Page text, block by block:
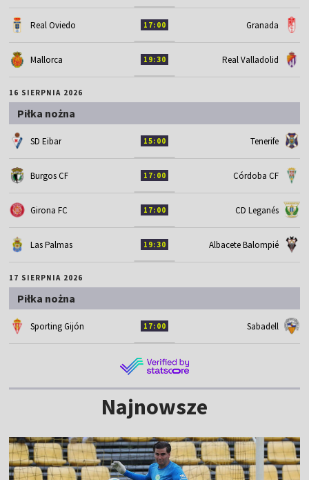
Real Oviedo 17:00 Granada
Mallorca 19:30 Real Valladolid
16 SIERPNIA 2026
Piłka nożna
SD Eibar 15:00 Tenerife
Burgos CF 17:00 Córdoba CF
Girona FC 17:00 CD Leganés
Las Palmas 19:30 Albacete Balompié
17 SIERPNIA 2026
Piłka nożna
Sporting Gijón 17:00 Sabadell
Najnowsze